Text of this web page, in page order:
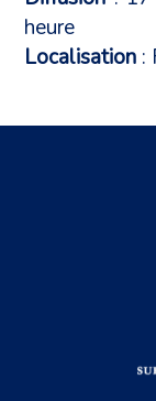
heure
Localisation :